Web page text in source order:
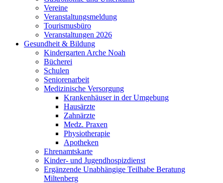
Vereine
Veranstaltungsmeldung
Tourismusbüro
Veranstaltungen 2026
Gesundheit & Bildung
Kindergarten Arche Noah
Bücherei
Schulen
Seniorenarbeit
Medizinische Versorgung
Krankenhäuser in der Umgebung
Hausärzte
Zahnärzte
Medz. Praxen
Physiotherapie
Apotheken
Ehrenamtskarte
Kinder- und Jugendhospizdienst
Ergänzende Unabhängige Teilhabe Beratung
Miltenberg